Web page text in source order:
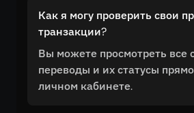
Как я могу проверить свои
транзакции?
Вы можете просмотреть все
переводы и их статусы
личном кабинете.